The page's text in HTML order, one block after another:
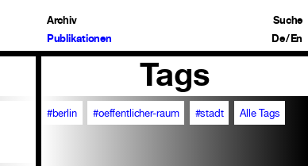
Archiv
Publikationen
Suche
De/En
Tags
#berlin #oeffentlicher-raum #stadt Alle Tags